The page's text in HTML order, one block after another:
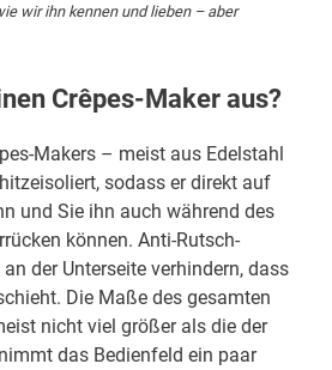
wir ihn kennen und lieben – aber
Crêpes-Maker aus?
Makers – meist aus Edelstahl
sodass er direkt auf
und Sie ihn auch während des
können. Anti-Rutsch-
der Unterseite verhindern, dass
Die Maße des gesamten
nicht viel größer als die der
das Bedienfeld ein paar